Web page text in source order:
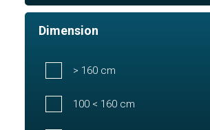
Dimension
> 160 cm
100 < 160 cm